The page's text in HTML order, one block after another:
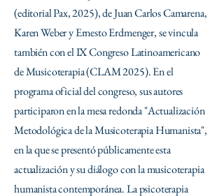
(editorial Pax, 2025), de Juan Carlos Camarena,
Karen Weber y Ernesto Erdmenger, se vincula
también con el IX Congreso Latinoamericano
de Musicoterapia (CLAM 2025). En el
programa oficial del congreso, sus autores
participaron en la mesa redonda "Actualización
Metodológica de la Musicoterapia Humanista",
en la que se presentó públicamente esta
actualización y su diálogo con la musicoterapia
humanista contemporánea. La psicoterapia